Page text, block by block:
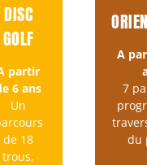
DISC
GOLF
partir
6 ans
Un
de 18
trous,
A
7
du